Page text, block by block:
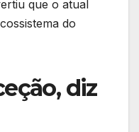
que o atual
do
diz